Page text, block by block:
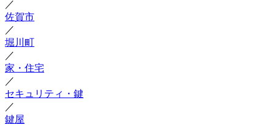
／
佐賀市
／
堀川町
／
家・住宅
／
セキュリティ・鍵
／
鍵屋